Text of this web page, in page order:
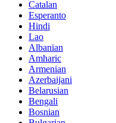
Catalan
Esperanto
Hindi
Lao
Albanian
Amharic
Armenian
Azerbaijani
Belarusian
Bengali
Bosnian